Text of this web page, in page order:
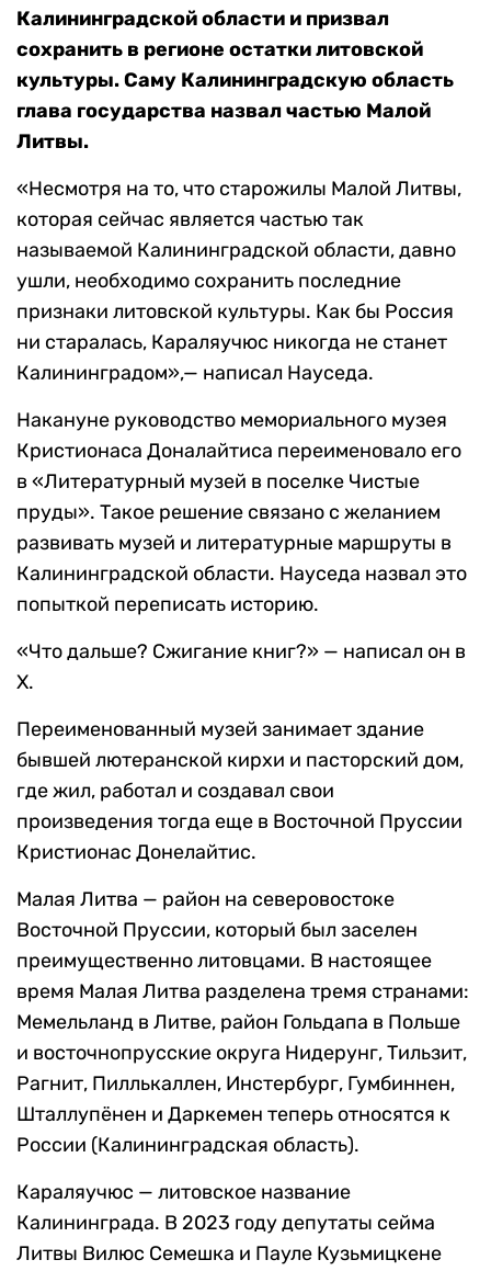
Калининградской области и призвал
сохранить в регионе остатки литовской
культуры. Саму Калининградскую область
глава государства назвал частью Малой
Литвы.
«Несмотря на то, что старожилы Малой Литвы,
которая сейчас является частью так
называемой Калининградской области, давно
ушли, необходимо сохранить последние
признаки литовской культуры. Как бы Россия
ни старалась, Караляучюс никогда не станет
Калининградом»,— написал Науседа.
Накануне руководство мемориального музея
Кристионаса Доналайтиса переименовало его
в «Литературный музей в поселке Чистые
пруды». Такое решение связано с желанием
развивать музей и литературные маршруты в
Калининградской области. Науседа назвал это
попыткой переписать историю.
«Что дальше? Сжигание книг?» — написал он в
X.
Переименованный музей занимает здание
бывшей лютеранской кирхи и пасторский дом,
где жил, работал и создавал свои
произведения тогда еще в Восточной Пруссии
Кристионас Донелайтис.
Малая Литва — район на северовостоке
Восточной Пруссии, который был заселен
преимущественно литовцами. В настоящее
время Малая Литва разделена тремя странами:
Мемельланд в Литве, район Гольдапа в Польше
и восточнопрусские округа Нидерунг, Тильзит,
Рагнит, Пиллькаллен, Инстербург, Гумбиннен,
Шталлупёнен и Даркемен теперь относятся к
России (Калининградская область).
Караляучюс — литовское название
Калининграда. В 2023 году депутаты сейма
Литвы Вилюс Семешка и Пауле Кузьмицкене